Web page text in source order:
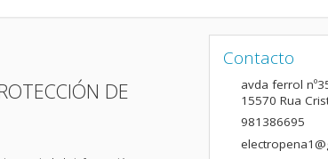
DE
Contacto
avda ferrol
15570 Rua
981386695